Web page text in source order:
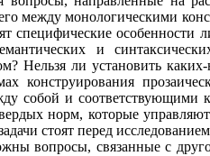
между монологическими
специфические особенности
и
Нельзя ли установить
конструирования
собой и
норм, которые
стоят перед
вопросы, связанные с